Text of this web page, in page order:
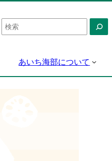
検
索
あいち海部について